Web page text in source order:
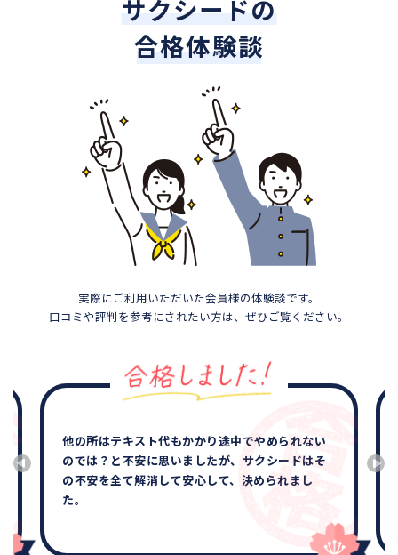
サクシードの
合格体験談
実際にご利用いただいた会員様の体験談です。
口コミや評判を参考にされたい方は、ぜひご覧ください。
他の所はテキスト代もかかり途中でやめられない
のでは？と不安に思いましたが、サクシードはそ
の不安を全て解消して安心して、決められまし
た。